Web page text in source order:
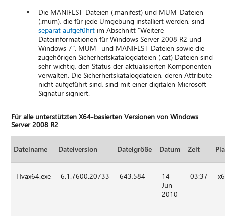
Die MANIFEST-Dateien (.manifest) und MUM-Dateien
(.mum), die für jede Umgebung installiert werden, sind
separat aufgeführt im Abschnitt "Weitere
Dateiinformationen für Windows Server 2008 R2 und
Windows 7". MUM- und MANIFEST-Dateien sowie die
zugehörigen Sicherheitskatalogdateien (.cat) Dateien sind
sehr wichtig, den Status der aktualisierten Komponenten
verwalten. Die Sicherheitskatalogdateien, deren Attribute
nicht aufgeführt sind, sind mit einer digitalen Microsoft-
Signatur signiert.
Für alle unterstützten X64-basierten Versionen von Windows
Server 2008 R2
Dateiname Dateiversion Dateigröße Datum Zeit
Hvax64.exe 6.1.7600.20733 643,584
14-
Jun-
2010
03:37